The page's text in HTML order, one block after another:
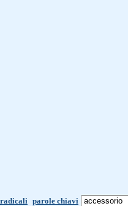
radicali parole chiavi